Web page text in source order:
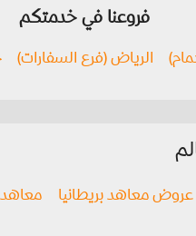
فروعنا في خدمتكم
الرياض (فرع السفارات)
عروض معاهد بريطانيا معاهد